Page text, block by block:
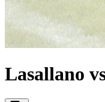
Lasallano